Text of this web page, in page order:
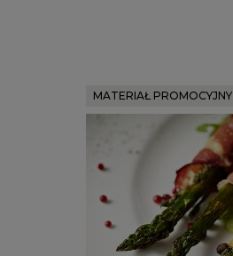
MATERIAŁ PROMOCYJNY